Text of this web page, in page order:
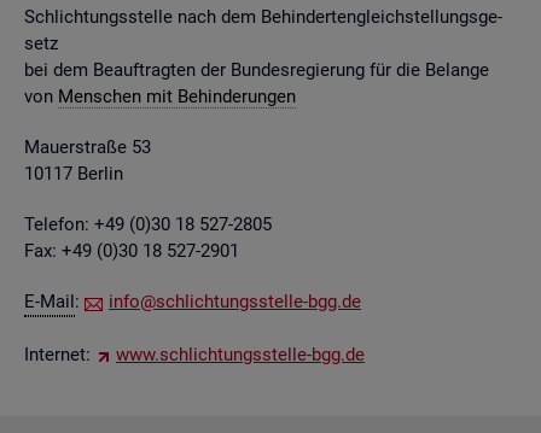
Schlich­tungs­stel­le nach dem Be­hin­der­ten­gleich­stel­lungs­ge­
setz
bei dem Be­auf­trag­ten der Bun­des­re­gie­rung für die Be­lan­ge
von Men­schen mit Be­hin­de­run­gen
Mau­er­stra­ße 53
10117 Ber­lin
Te­le­fon: +49 (0)30 18 527-2805
Fax: +49 (0)30 18 527-2901
E-Mail: info@​sch​lich​tung​sste​lle-​bgg.​de
In­ter­net: www.​sch​lich​tung​sste​lle-​bgg.​de